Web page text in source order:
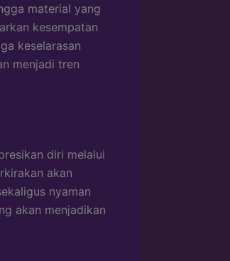
material yang
kesempatan
keselarasan
menjadi tren
diri melalui
akan
nyaman
akan menjadikan